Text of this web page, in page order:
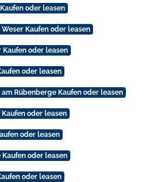
oder leasen
Kaufen oder leasen
Kaufen oder leasen
oder leasen
Rübenberge Kaufen oder leasen
oder leasen
oder leasen
Kaufen oder leasen
oder leasen